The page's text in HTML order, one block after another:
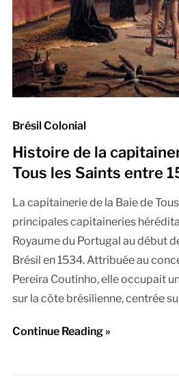
Brésil Colonial
Histoire de la
Tous les Saints entre
La capitainerie de la Baie de
principales capitaineries
Royaume du Portugal au début
Brésil en 1534. Attribuée au
Pereira Coutinho, elle occupait
sur la côte brésilienne, centrée
Continue Reading »